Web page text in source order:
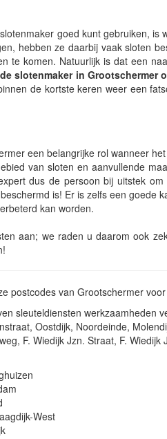
goed kunt gebruiken,
hebben ze daarbij vaak sloten
te komen. Natuurlijk is dat een
slotenmaker in Grootschermer
de kortste keren weer een
een belangrijke rol wanneer
van sloten en aanvullende
dus de persoon bij uitstek
is! Er is zelfs een goede
kan worden.
aan; we raden u daarom ook
postcodes van Grootschermer
sleuteldiensten werkzaamheden
Oostdijk, Noordeinde,
F. Wiedijk Jzn. Straat, F.
West